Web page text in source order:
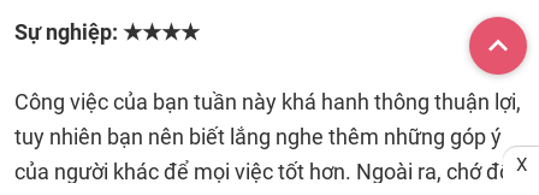
Sự nghiệp: ★★★★
Công việc của bạn tuần này khá hanh thông thuận lợi,
tuy nhiên bạn nên biết lắng nghe thêm những góp ý
của người khác để mọi việc tốt hơn. Ngoài ra, chớ đổ
X